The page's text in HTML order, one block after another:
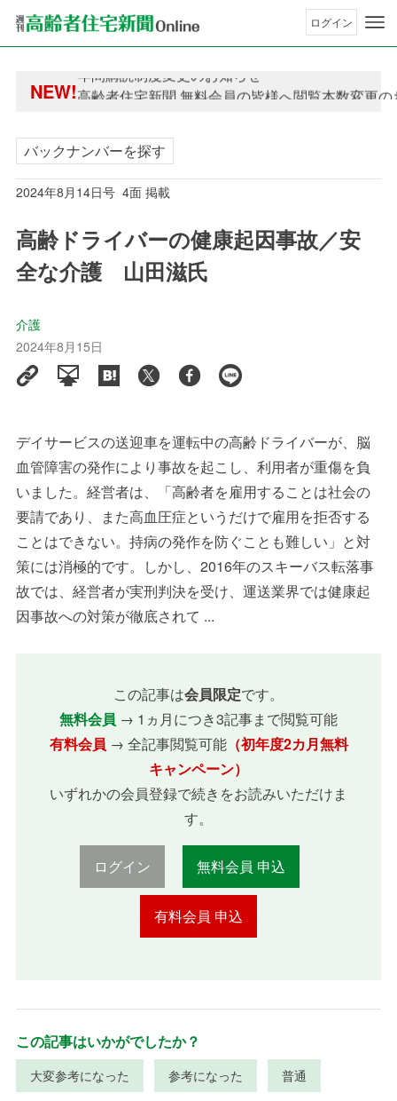
ログイン
NEW!高齢者住宅新聞 無料会員の皆様へ閲覧本数変更
高齢者住宅新聞 無料会員の皆様へ閲覧本数変更
バックナンバーを探す
2024年8月14日号 4面 掲載
高齢ドライバーの健康起因事故／安
全な介護 山田滋氏
介護
2024年8月15日
デイサービスの送迎車を運転中の高齢ドライバーが、脳
血管障害の発作により事故を起こし、利用者が重傷を負
いました。経営者は、「高齢者を雇用することは社会の
要請であり、また高血圧症というだけで雇用を拒否する
ことはできない。持病の発作を防ぐことも難しい」と対
策には消極的です。しかし、2016年のスキーバス転落事
故では、経営者が実刑判決を受け、運送業界では健康起
因事故への対策が徹底されて ...
この記事は会員限定です。
無料会員 → 1ヵ月につき3記事まで閲覧可能
有料会員 → 全記事閲覧可能（初年度2カ月無料
キャンペーン）
いずれかの会員登録で続きをお読みいただけま
す。
ログイン 無料会員 申込
有料会員 申込
この記事はいかがでしたか？
大変参考になった 参考になった 普通